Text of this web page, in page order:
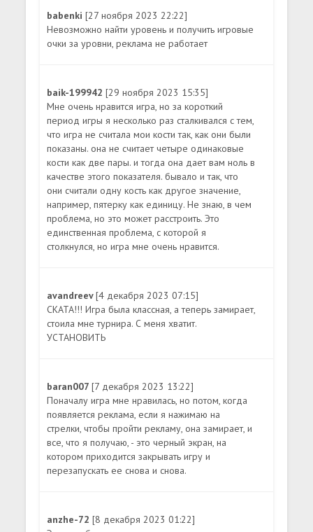
babenki[27 ноября 2023 22:22]
Невозможно найти уровень и получить игровые
очки за уровни, реклама не работает
baik-199942[29 ноября 2023 15:35]
Мне очень нравится игра, но за короткий
период игры я несколько раз сталкивался с тем,
что игра не считала мои кости так, как они были
показаны. она не считает четыре одинаковые
кости как две пары. и тогда она дает вам ноль в
качестве этого показателя. бывало и так, что
они считали одну кость как другое значение,
например, пятерку как единицу. Не знаю, в чем
проблема, но это может расстроить. Это
единственная проблема, с которой я
столкнулся, но игра мне очень нравится.
avandreev[4 декабря 2023 07:15]
СКАТА!!! Игра была классная, а теперь замирает,
стоила мне турнира. С меня хватит.
УСТАНОВИТЬ
baran007[7 декабря 2023 13:22]
Поначалу игра мне нравилась, но потом, когда
появляется реклама, если я нажимаю на
стрелки, чтобы пройти рекламу, она замирает, и
все, что я получаю, - это черный экран, на
котором приходится закрывать игру и
перезапускать ее снова и снова.
anzhe-72[8 декабря 2023 01:22]